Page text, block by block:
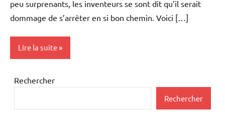
peu surprenants, les inventeurs se sont dit qu’il serait
dommage de s’arrêter en si bon chemin. Voici […]
Lire la suite
Periphériques
Rechercher
Rechercher